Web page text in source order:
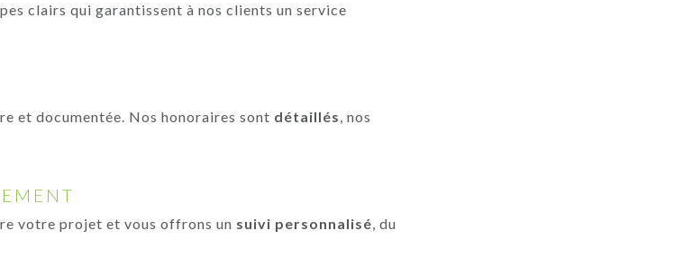
clairs qui garantissent à nos clients un service
et documentée. Nos honoraires sont détaillés, nos
votre projet et vous offrons un suivi personnalisé, du